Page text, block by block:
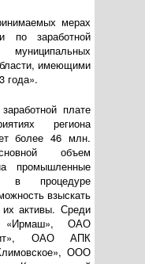
мерах
по заработной
имеющими
года».
плате
региона
более 46 млн.
объем
промышленные
в процедуре
взыскать
активы. Среди
«Ирмаш», ОАО
ОАО АПК
ООО